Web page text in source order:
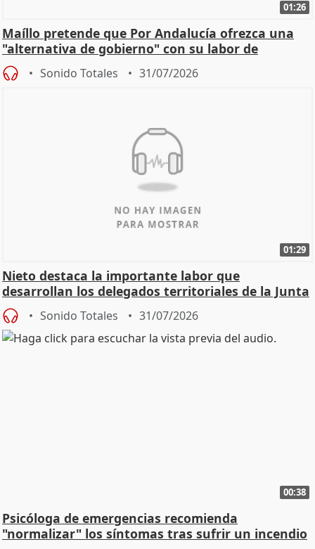
01:26
Maíllo pretende que Por Andalucía ofrezca una
"alternativa de gobierno" con su labor de
oposición
Sonido Totales 31/07/2026
01:29
Nieto destaca la importante labor que
desarrollan los delegados territoriales de la Junta
Sonido Totales 31/07/2026
00:38
Psicóloga de emergencias recomienda
"normalizar" los síntomas tras sufrir un incendio